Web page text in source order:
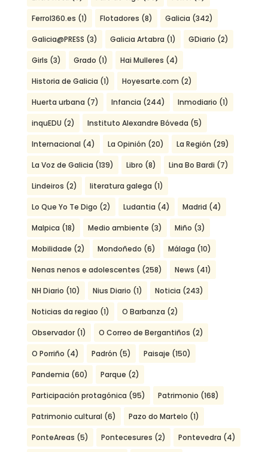
Ferrol360.es (1) Flotadores (8) Galicia (342)
Galicia@PRESS (3) Galicia Artabra (1) GDiario (2)
Girls (3) Grado (1) Hai Mulleres (4)
Historia de Galicia (1) Hoyesarte.com (2)
Huerta urbana (7) Infancia (244) Inmodiario (1)
inquEDU (2) Instituto Alexandre Bóveda (5)
Internacional (4) La Opinión (20) La Región (29)
La Voz de Galicia (139) Libro (8) Lina Bo Bardi (7)
Lindeiros (2) literatura galega (1)
Lo Que Yo Te Digo (2) Ludantia (4) Madrid (4)
Malpica (18) Medio ambiente (3) Miño (3)
Mobilidade (2) Mondoñedo (6) Málaga (10)
Nenas nenos e adolescentes (258) News (41)
NH Diario (10) Nius Diario (1) Noticia (243)
Noticias da regiao (1) O Barbanza (2)
Observador(1) O Correo de Bergantiños (2)
O Porriño (4) Padrón (5) Paisaje (150)
Pandemia (60) Parque (2)
Participación protagónica (95) Patrimonio (168)
Patrimonio cultural (6) Pazo do Martelo (1)
PonteAreas (5) Pontecesures (2) Pontevedra (4)